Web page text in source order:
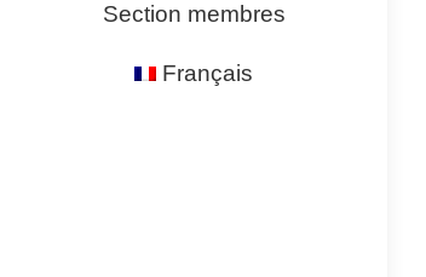
Section membres
Français